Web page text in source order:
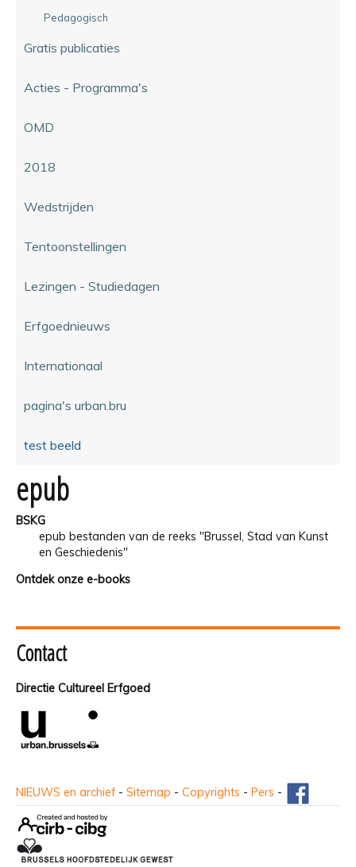
Pedagogisch
Gratis publicaties
Acties - Programma's
OMD
2018
Wedstrijden
Tentoonstellingen
Lezingen - Studiedagen
Erfgoednieuws
Internationaal
pagina's urban.bru
test beeld
epub
BSKG
epub bestanden van de reeks "Brussel, Stad van Kunst
en Geschiedenis"
Ontdek onze e-books
Contact
Directie Cultureel Erfgoed
NIEUWS en archief - Sitemap - Copyrights - Pers -